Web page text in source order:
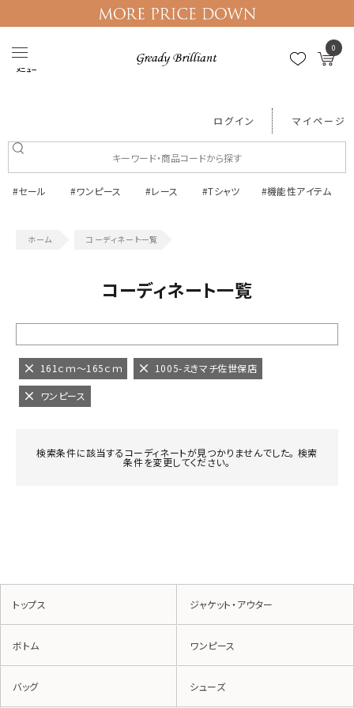
メニュー
0
ログイン マイページ
#セール #ワンピース #レース #Tシャツ #機能性アイテム
コーディネート一覧
コーディネート一覧
161ｃｍ～165ｃｍ 1005-えきマチ佐世保店
ワンピース
検索条件に該当するコーディネートが見つかりませんでした。 検索
条件を変更してください。
トップス ジャケット・アウター
ボトム ワンピース
バッグ シューズ